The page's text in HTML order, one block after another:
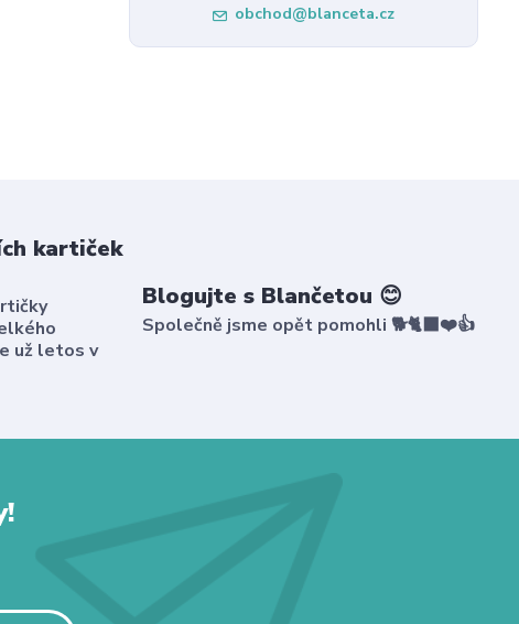
obchod@blanceta.cz
kartiček
už letos v
Blogujte s Blančetou 😊
Společně jsme opět pomohli 🐕🐈‍⬛❤️👍